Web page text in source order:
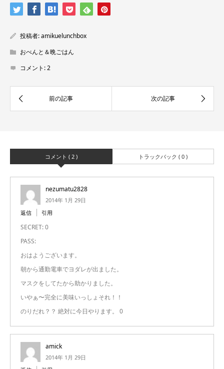
投稿者:amikuelunchbox
おべんと＆晩ごはん
コメント:2
コメント ( 2 ) トラックバック ( 0 )
nezumatu2828
2014年 1月 29日
返信
引用
SECRET: 0
PASS:
おはようございます。
朝から通勤電車でヨダレが出ました。
マスクをしてたから助かりました。
いやぁ〜完全に美味いっしょそれ！！
のりだれ？？ 絶対に今日やります。 0
amick
2014年 1月 29日